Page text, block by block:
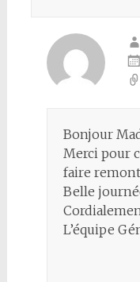
Bonjour
Merci pour
faire
Belle
L’équipe